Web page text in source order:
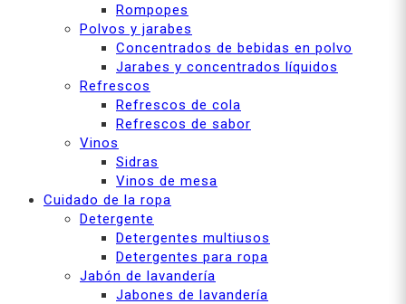
Rompopes
Polvos y jarabes
Concentrados de bebidas en polvo
Jarabes y concentrados líquidos
Refrescos
Refrescos de cola
Refrescos de sabor
Vinos
Sidras
Vinos de mesa
Cuidado de la ropa
Detergente
Detergentes multiusos
Detergentes para ropa
Jabón de lavandería
Jabones de lavandería